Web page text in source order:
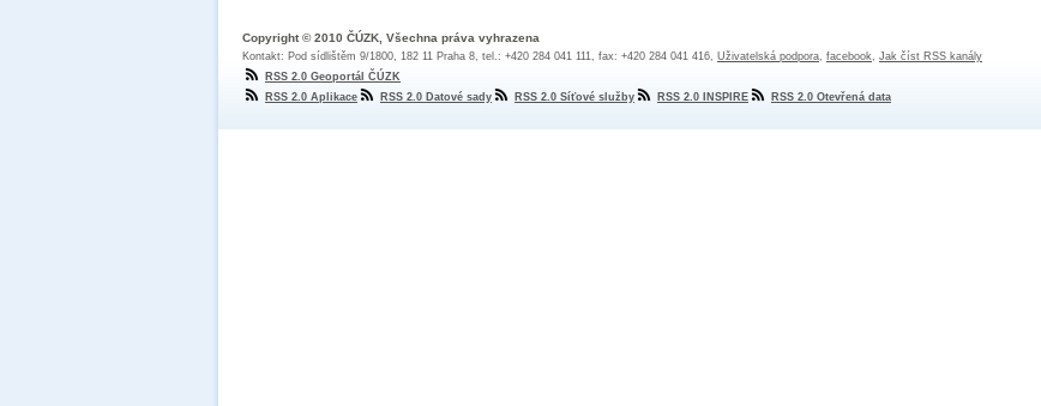
Copyright © 2010 ČÚZK, Všechna práva vyhrazena
Kontakt: Pod sídlištěm 9/1800, 182 11 Praha 8, tel.: +420 284 041 111, fax: +420 284 041 416, Uživatelská podpora, facebook, Jak číst RSS kanály
RSS 2.0 Geoportál ČÚZK
RSS 2.0 Aplikace
RSS 2.0 Datové sady RSS 2.0 Síťové služby RSS 2.0 INSPIRE RSS 2.0 Otevřená data